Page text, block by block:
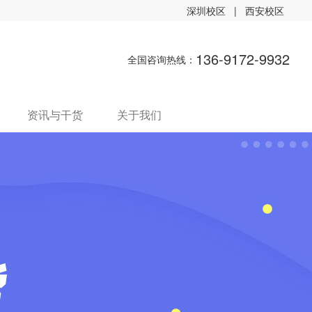
深圳校区 | 西安校区
全国咨询热线： 136-9172-9932
资讯与干货 关于我们